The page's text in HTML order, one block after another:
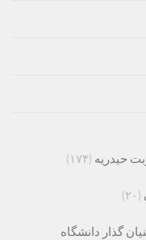
حیدریه (۱۷۴)
(۲۰)
گذار دانشگاه